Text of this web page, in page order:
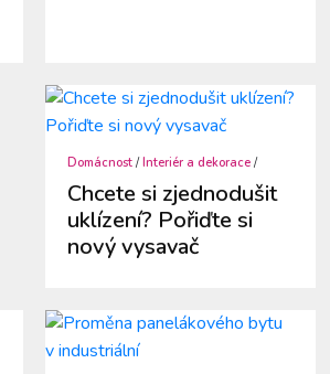
Domácnost /Interiér a dekorace /
Chcete si zjednodušit
uklízení? Pořiďte si
nový vysavač